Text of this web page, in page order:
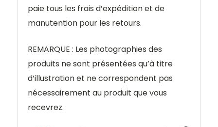
paie tous les frais d’expédition et de
manutention pour les retours.
REMARQUE : Les photographies des
produits ne sont présentées qu’à titre
d’illustration et ne correspondent pas
nécessairement au produit que vous
recevrez.